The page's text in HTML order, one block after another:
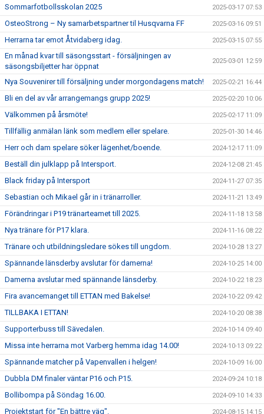
Sommarfotbollsskolan 2025 2025-03-17 07:53
OsteoStrong – Ny samarbetspartner til Husqvarna FF 2025-03-16 09:51
Herrarna tar emot Åtvidaberg idag. 2025-03-15 07:55
En månad kvar till säsongsstart - försäljningen av
säsongsbiljetter har öppnat
2025-03-01 12:59
Nya Souvenirer till försäljning under morgondagens match! 2025-02-21 16:44
Bli en del av vår arrangemangs grupp 2025! 2025-02-20 10:06
Välkommen på årsmöte! 2025-02-17 11:09
Tillfällig anmälan länk som medlem eller spelare. 2025-01-30 14:46
Herr och dam spelare söker lägenhet/boende. 2024-12-17 11:09
Beställ din julklapp på Intersport. 2024-12-08 21:45
Black friday på Intersport 2024-11-27 07:35
Sebastian och Mikael går in i tränarroller. 2024-11-21 13:49
Förändringar i P19 tränarteamet till 2025. 2024-11-18 13:58
Nya tränare för P17 klara. 2024-11-16 08:22
Tränare och utbildningsledare sökes till ungdom. 2024-10-28 13:27
Spännande länsderby avslutar för damerna! 2024-10-25 14:00
Damerna avslutar med spännande länsderby. 2024-10-22 18:23
Fira avancemanget till ETTAN med Bakelse! 2024-10-22 09:42
TILLBAKA I ETTAN! 2024-10-20 08:38
Supporterbuss till Sävedalen. 2024-10-14 09:40
Missa inte herrarna mot Varberg hemma idag 14.00! 2024-10-13 09:22
Spännande matcher på Vapenvallen i helgen! 2024-10-09 16:00
Dubbla DM finaler väntar P16 och P15. 2024-09-24 10:18
Bollibompa på Söndag 16.00. 2024-09-10 14:33
Projektstart för "En bättre väg". 2024-08-15 14:15